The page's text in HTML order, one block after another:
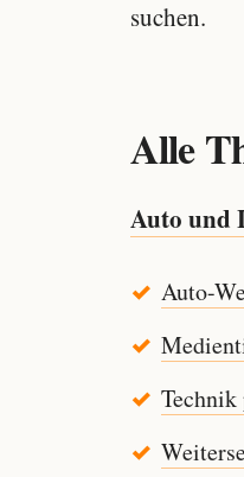
suchen.
Alle
Auto und
Auto-
Technik